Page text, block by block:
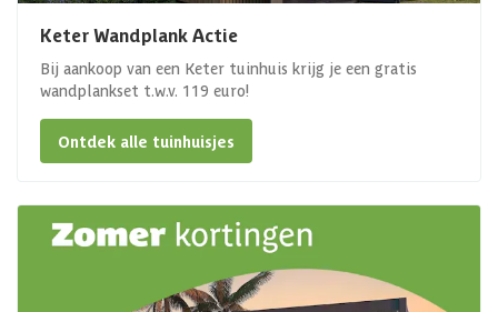
Keter Wandplank Actie
Bij aankoop van een Keter tuinhuis krijg je een gratis
wandplankset t.w.v. 119 euro!
Ontdek alle tuinhuisjes